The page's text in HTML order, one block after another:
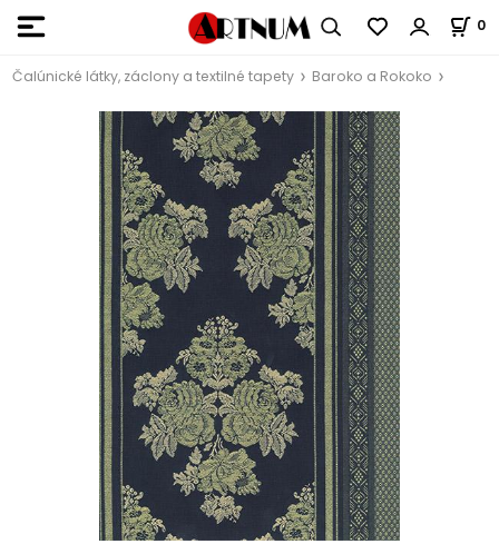
0
Čalúnické látky, záclony a textilné tapety Baroko a Rokoko